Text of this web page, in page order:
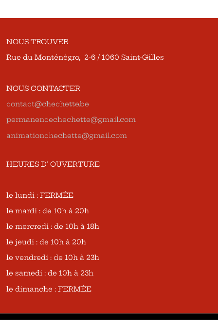
NOUS TROUVER
Rue du Monténégro, 2-6 / 1060 Saint-Gilles
NOUS CONTACTER
contact@chechette.be
permanencechechette@gmail.com
animationchechette@gmail.com
HEURES D’ OUVERTURE
le lundi : FERMÉE
le mardi : de 10h à 20h
le mercredi : de 10h à 18h
le jeudi : de 10h à 20h
le vendredi : de 10h à 23h
le samedi : de 10h à 23h
le dimanche : FERMÉE